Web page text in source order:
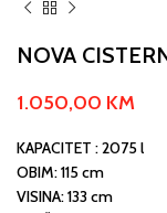
NOVA
1.050,00 KM
KAPACITET : 2075 l
OBIM: 115 cm
VISINA: 133 cm